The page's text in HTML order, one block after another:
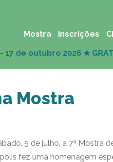
Mostra Inscrições
Mostra
5 de julho, a 7ª Mostra
fez uma homenagem